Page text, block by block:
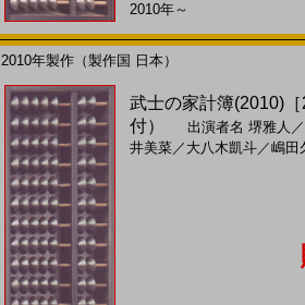
2010年～
2010年製作（製作国 日本）
武士の家計簿(2010)
付）
出演者名 堺雅人 ／
井美菜／ 大八木凱斗／嶋田